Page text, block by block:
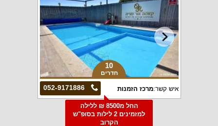
10
חדרים
052-9171886 איש קשר:מרכז הזמנות
החל מ8500 ₪ ללילה
למזמינים 2 לילות בסופ"ש
הקרוב